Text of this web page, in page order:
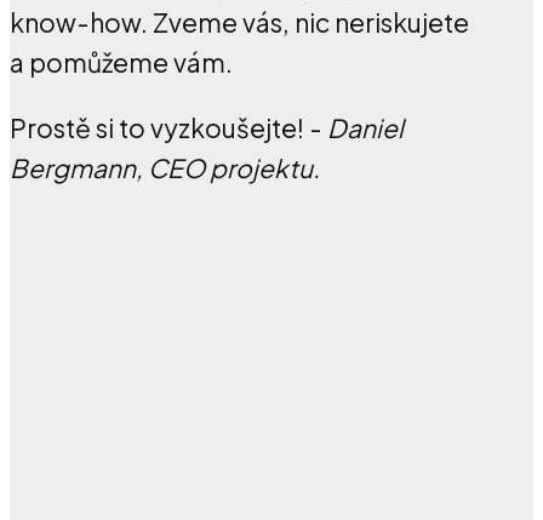
know-how. Zveme vás, nic neriskujete
a pomůžeme vám.
Prostě si to vyzkoušejte! - Daniel
Bergmann, CEO projektu.